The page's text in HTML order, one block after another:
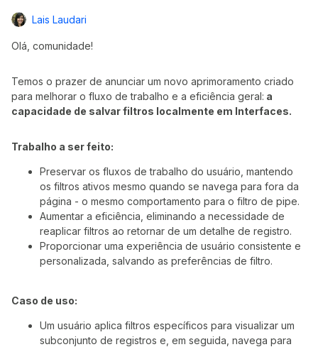
Lais Laudari
Olá, comunidade!
Temos o prazer de anunciar um novo aprimoramento criado
para melhorar o fluxo de trabalho e a eficiência geral: a
capacidade de salvar filtros localmente em Interfaces.
Trabalho a ser feito:
Preservar os fluxos de trabalho do usuário, mantendo
os filtros ativos mesmo quando se navega para fora da
página - o mesmo comportamento para o filtro de pipe.
Aumentar a eficiência, eliminando a necessidade de
reaplicar filtros ao retornar de um detalhe de registro.
Proporcionar uma experiência de usuário consistente e
personalizada, salvando as preferências de filtro.
Caso de uso:
Um usuário aplica filtros específicos para visualizar um
subconjunto de registros e, em seguida, navega para